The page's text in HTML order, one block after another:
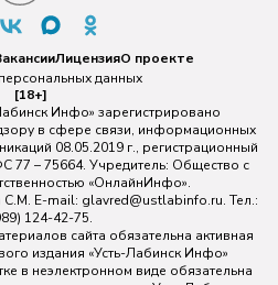
ЛицензияО проекте
данных
[18+]
Инфо» зарегистрировано
в сфере связи, информационных
08.05.2019 г., регистрационный
77 – 75664. Учредитель: Общество с
«ОнлайнИнфо».
С.М. E-mail: glavred@ustlabinfo.ru. Тел.:
124-42-75.
сайта обязательна активная
издания «Усть-Лабинск Инфо»
в неэлектронном виде обязательна